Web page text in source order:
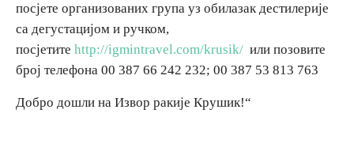
посјете организованих група уз обилазак дестилерије
са дегустацијом и ручком,
посјетите http://igmintravel.com/krusik/ или позовите
број телефона 00 387 66 242 232; 00 387 53 813 763
Добро дошли на Извор ракије Крушик!“